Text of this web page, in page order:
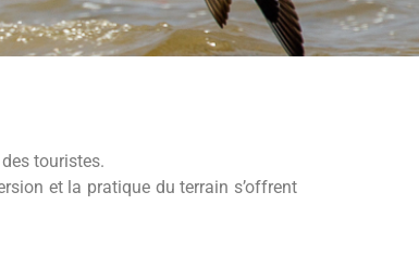
touristes.
et la pratique du terrain s’offrent